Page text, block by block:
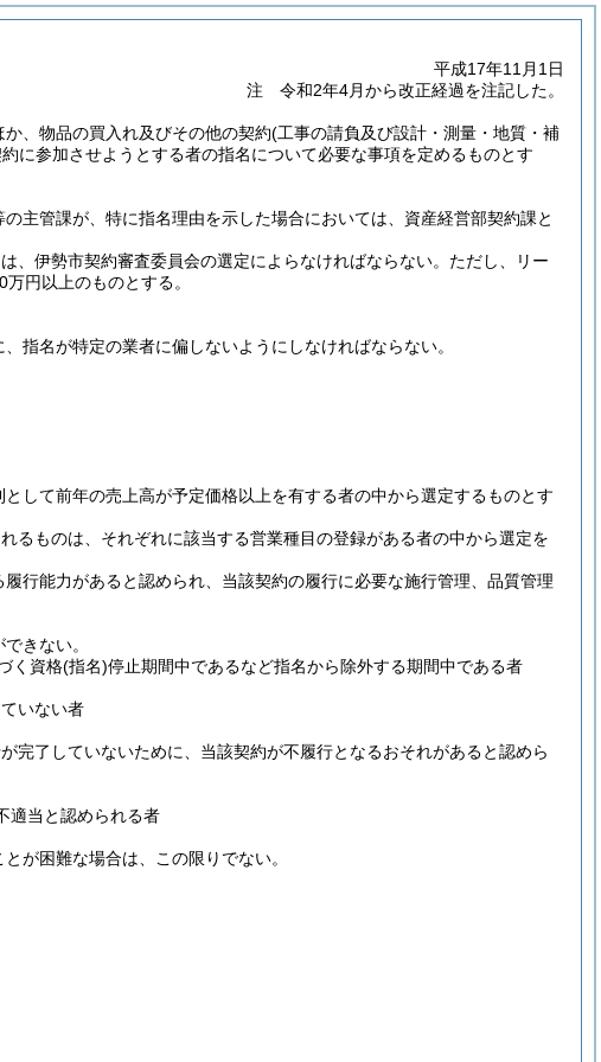
平成17年11月1日
注 令和2年4月から改正経過を注記した。
か、物品の買入れ及びその他の契約(工事の請負及び設計・測量・地質・補
に参加させようとする者の指名について必要な事項を定めるものとす
主管課が、特に指名理由を示した場合においては、資産経営部契約課と
伊勢市契約審査委員会の選定によらなければならない。 ただし、リー
円以上のものとする。
指名が特定の業者に偏しないようにしなければならない。
して前年の売上高が予定価格以上を有する者の中から選定するものとす
るものは、それぞれに該当する営業種目の登録がある者の中から選定を
行能力があると認められ、当該契約の履行に必要な施行管理、品質管理
きない。
く資格(指名)停止期間中であるなど指名から除外する期間中である者
いない者
完了していないために、当該契約が不履行となるおそれがあると認めら
適当と認められる者
が困難な場合は、この限りでない。